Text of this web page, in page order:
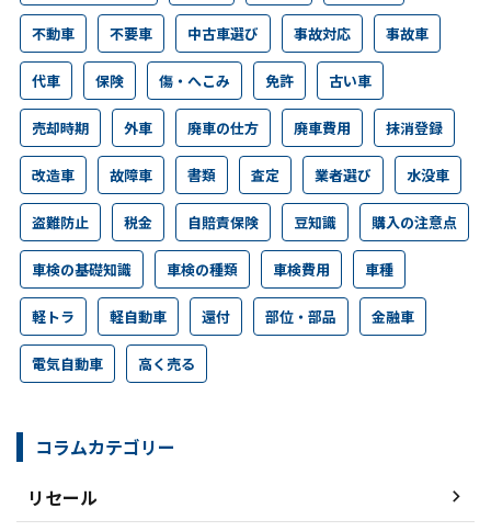
不動車 不要車 中古車選び 事故対応 事故車
代車 保険 傷・へこみ 免許 古い車
売却時期 外車 廃車の仕方 廃車費用 抹消登録
改造車 故障車 書類 査定 業者選び 水没車
盗難防止 税金 自賠責保険 豆知識 購入の注意点
車検の基礎知識 車検の種類 車検費用 車種
軽トラ 軽自動車 還付 部位・部品 金融車
電気自動車 高く売る
コラムカテゴリー
リセール